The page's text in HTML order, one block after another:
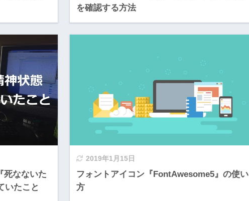
を確認する方法
死なないた
いたこと
2019年1月15日
フォントアイコン『FontAwesome5』の使い
方